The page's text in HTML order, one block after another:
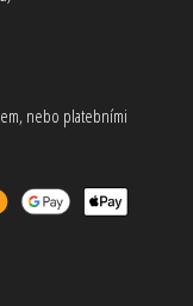
nebo platebními